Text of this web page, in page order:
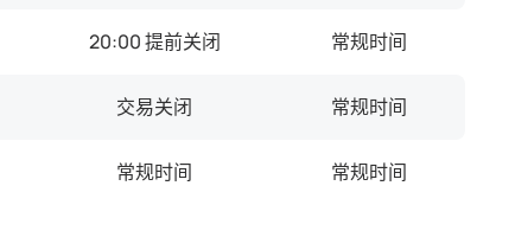
20:00 提前关闭 常规时间
交易关闭 常规时间
常规时间 常规时间